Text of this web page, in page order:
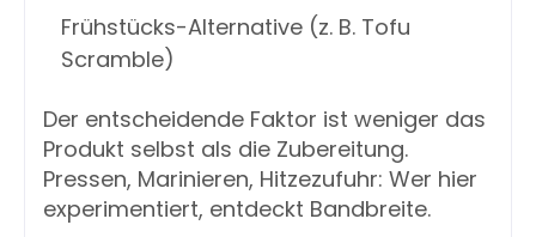
Frühstücks-Alternative (z. B. Tofu
Scramble)
Der entscheidende Faktor ist weniger das
Produkt selbst als die Zubereitung.
Pressen, Marinieren, Hitzezufuhr: Wer hier
experimentiert, entdeckt Bandbreite.